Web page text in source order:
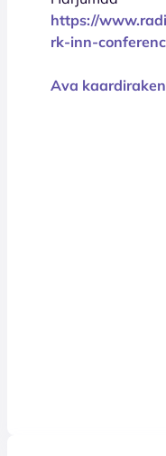
https://
rk-inn-
Ava